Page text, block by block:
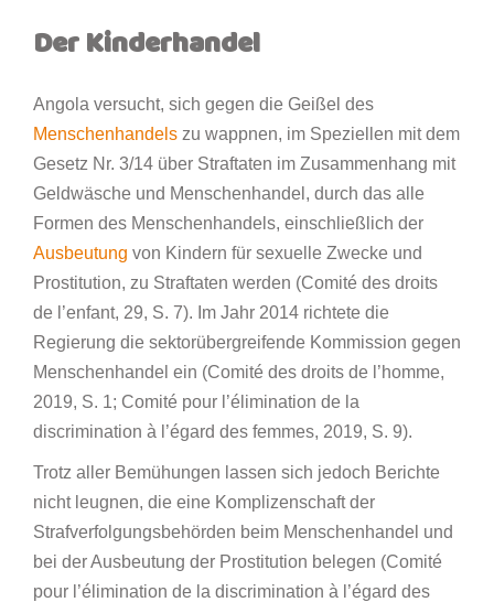
Der Kinderhandel
Angola versucht, sich gegen die Geißel des
Menschenhandels zu wappnen, im Speziellen mit dem
Gesetz Nr. 3/14 über Straftaten im Zusammenhang mit
Geldwäsche und Menschenhandel, durch das alle
Formen des Menschenhandels, einschließlich der
Ausbeutung von Kindern für sexuelle Zwecke und
Prostitution, zu Straftaten werden (Comité des droits
de l’enfant, 29, S. 7). Im Jahr 2014 richtete die
Regierung die sektorübergreifende Kommission gegen
Menschenhandel ein (Comité des droits de l’homme,
2019, S. 1; Comité pour l’élimination de la
discrimination à l’égard des femmes, 2019, S. 9).
Trotz aller Bemühungen lassen sich jedoch Berichte
nicht leugnen, die eine Komplizenschaft der
Strafverfolgungsbehörden beim Menschenhandel und
bei der Ausbeutung der Prostitution belegen (Comité
pour l’élimination de la discrimination à l’égard des